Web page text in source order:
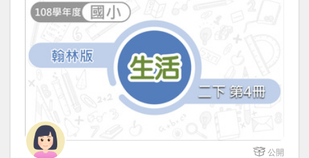
公開